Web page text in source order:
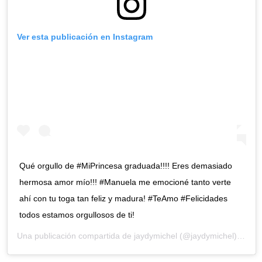
Ver esta publicación en Instagram
Qué orgullo de #MiPrincesa graduada!!!! Eres demasiado
hermosa amor mío!!! #Manuela me emocioné tanto verte
ahí con tu toga tan feliz y madura! #TeAmo #Felicidades
todos estamos orgullosos de ti!
Una publicación compartida de jaydymichel (@jaydymichel) el